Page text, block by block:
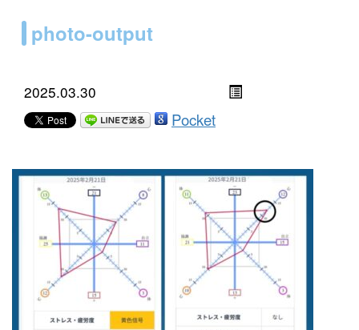
photo-output
2025.03.30
Pocket